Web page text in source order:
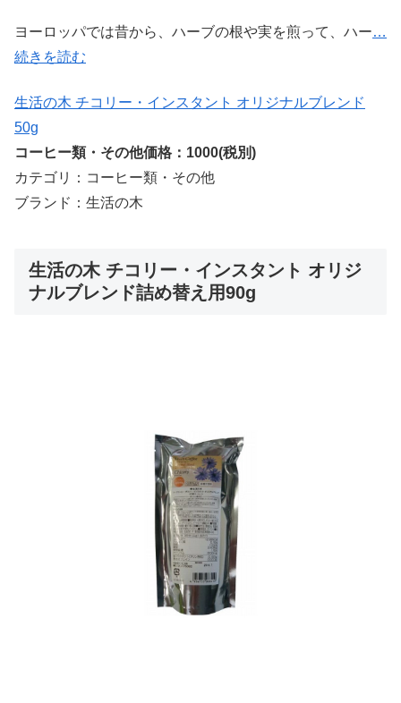
ヨーロッパでは昔から、ハーブの根や実を煎って、ハー…
続きを読む
生活の木 チコリー・インスタント オリジナルブレンド
50g
コーヒー類・その他価格：1000(税別)
カテゴリ：コーヒー類・その他
ブランド：生活の木
生活の木 チコリー・インスタント オリジ
ナルブレンド詰め替え用90g